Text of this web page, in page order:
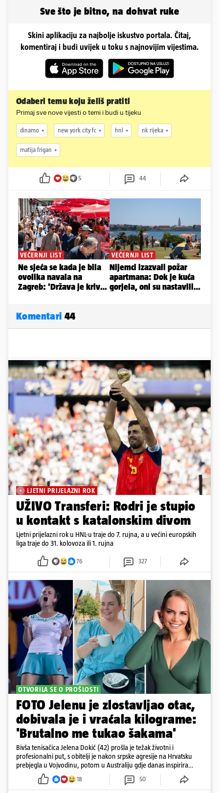
Sve što je bitno, na dohvat ruke
Skini aplikaciju za najbolje iskustvo portala. Čitaj,
komentiraj i budi uvijek u toku s najnovijim vijestima.
Odaberi temu koju želiš pratiti
Primaj sve nove vijesti o temi i budi u tijeku
dinamo new york city fc hnl nk rijeka
matija frigan
5 44
Komentari 44
LJETNI PRIJELAZNI ROK
UŽIVO Transferi: Rodri je stupio
u kontakt s katalonskim divom
Ljetni prijelazni rok u HNL-u traje do 7. rujna, a u većini europskih
liga traje do 31. kolovoza ili 1. rujna
76 327
OTVORILA SE O PROŠLOSTI
FOTO Jelenu je zlostavljao otac,
dobivala je i vraćala kilograme:
'Brutalno me tukao šakama'
Bivša tenisačica Jelena Dokić (42) prošla je težak životni i
profesionalni put, s obitelji je nakon srpske agresije na Hrvatsku
prebjegla u Vojvodinu, potom u Australiju gdje danas inspirira
18 50